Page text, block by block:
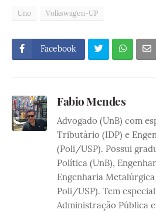
Uno Volkswagen-UP
Facebook
Fabio Mendes
Advogado (UnB) com
Tributário (IDP) e
(Poli/USP). Possui
Política (UnB),
Engenharia
Poli/USP). Tem
Administração Pública